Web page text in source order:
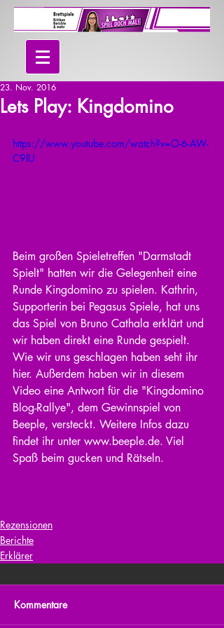
Lets Play: Kingdomino
23. Nov. 2016
https://www.youtube.com/watch?v=O-6-AW-
C9lU
Beim großen Spieletreffen "Darmstadt
Spielt" hatten wir die Gelegenheit eine
Runde Kingdomino zu spielen. Kathrin,
Supporterin bei Pegasus Spiele, hat uns
das Spiel von Bruno Cathala erklärt und
wir haben direkt eine Runde gespielt.
Wie wir uns geschlagen haben seht ihr
hier. Außerdem haben wir in diesem
Video eine Antwort für die "Kingdomino
Blog-Rallye", dem Gewinnspiel von
Beeple, versteckt. Weitere Infos dazu
findet ihr unter www.beeple.de. Viel
Spaß beim gucken und Rätseln.
Rezensionen
Berichte
Erklärer
Kommentare